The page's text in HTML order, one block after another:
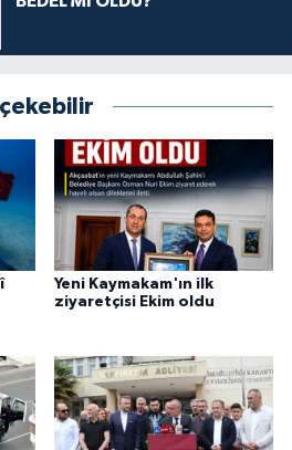
Yeni Kaymakam'ın ilk
ziyaretçisi Ekim oldu